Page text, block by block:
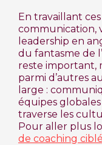
En travaillant
communication,
leadership en
du fantasme de
reste important,
parmi d’autres
large :
équipes
traverse les
Pour aller plus
de coaching